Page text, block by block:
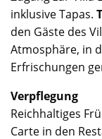
inklusive Tapas.
den Gäste des
Atmosphäre, in
Erfrischungen
Verpflegung
Reichhaltiges
Carte in den